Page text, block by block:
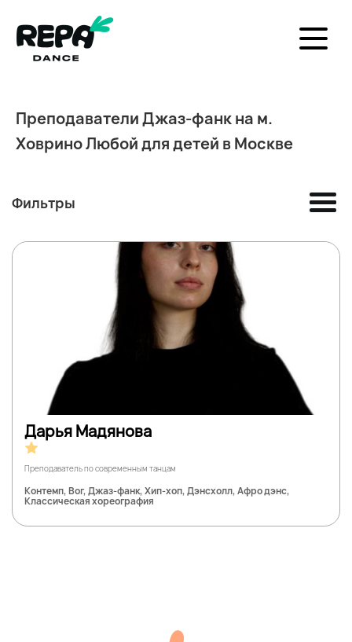
Преподаватели Джаз-фанк на м.
Ховрино Любой для детей в Москве
Фильтры
Дарья Мадянова
Преподаватель по современным танцам
Контемп, Вог, Джаз-фанк, Хип-хоп, Дэнсхолл, Афро дэнс,
Классическая хореография